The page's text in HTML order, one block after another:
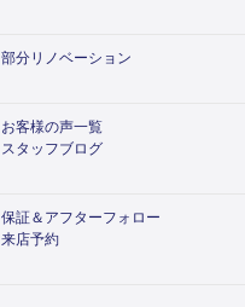
部分リノベーション
お客様の声一覧
スタッフブログ
保証＆アフターフォロー
来店予約